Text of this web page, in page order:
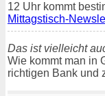
12 Uhr kommt
Mittagstisch-
Das ist vielleicht
Wie kommt man in
richtigen Bank und